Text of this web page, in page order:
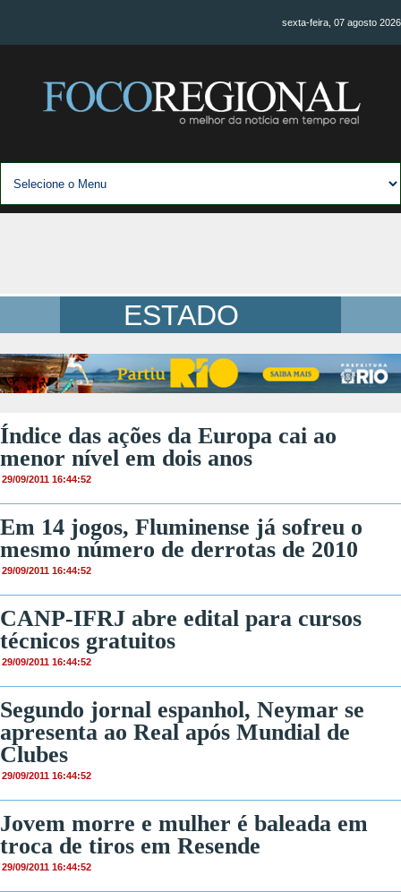
sexta-feira, 07 agosto 2026
ESTADO
Índice das ações da Europa cai ao
menor nível em dois anos
29/09/2011 16:44:52
Em 14 jogos, Fluminense já sofreu o
mesmo número de derrotas de 2010
29/09/2011 16:44:52
CANP-IFRJ abre edital para cursos
técnicos gratuitos
29/09/2011 16:44:52
Segundo jornal espanhol, Neymar se
apresenta ao Real após Mundial de
Clubes
29/09/2011 16:44:52
Jovem morre e mulher é baleada em
troca de tiros em Resende
29/09/2011 16:44:52